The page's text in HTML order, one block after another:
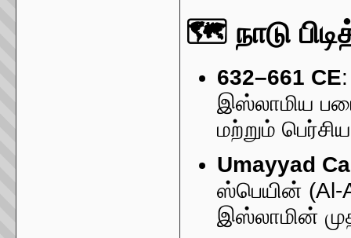
🗺️ நாடு
632–661 CE
இஸ்லாமிய
மற்றும்
Umayyad
ஸ்பெயின் (Al-
இஸ்லாமின்